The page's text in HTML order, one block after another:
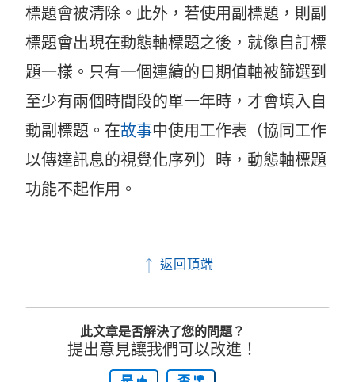
標題會被清除。此外，若使用副標題，則副
標題會出現在動態軸標題之後，就像自訂標
題一樣。只有一個連續的日期值軸被篩選到
至少有兩個時間段的單一年時，才會填入自
動副標題。在故事中使用工作表（協同工作
以傳達訊息的視覺化序列）時，動態軸標題
功能不起作用。
返回頂端
此文章是否解決了您的問題？
提出意見讓我們可以改進！